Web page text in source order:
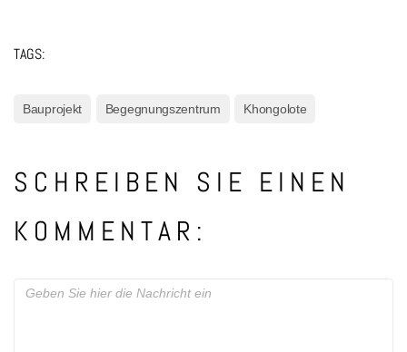
TAGS:
Bauprojekt Begegnungszentrum Khongolote
SCHREIBEN SIE EINEN
KOMMENTAR: